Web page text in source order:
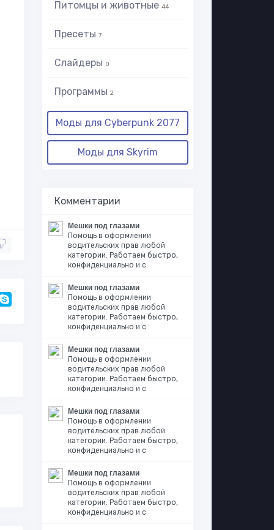
Питомцы и животные 44
Пресеты 7
Слайдеры 0
Программы 2
Моды для Cyberpunk 2077
Моды для Skyrim
Комментарии
Мешки под глазами
Помощь в оформлении
водительских прав любой
категории. Работаем быстро,
конфиденциально и с
Мешки под глазами
Помощь в оформлении
водительских прав любой
категории. Работаем быстро,
конфиденциально и с
Мешки под глазами
Помощь в оформлении
водительских прав любой
категории. Работаем быстро,
конфиденциально и с
Мешки под глазами
Помощь в оформлении
водительских прав любой
категории. Работаем быстро,
конфиденциально и с
Мешки под глазами
Помощь в оформлении
водительских прав любой
категории. Работаем быстро,
конфиденциально и с